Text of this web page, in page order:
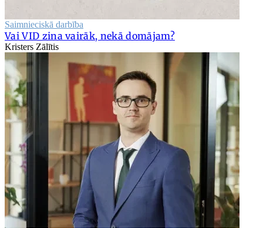
Saimnieciskā darbība
Vai VID zina vairāk, nekā domājam?
Kristers Zālītis